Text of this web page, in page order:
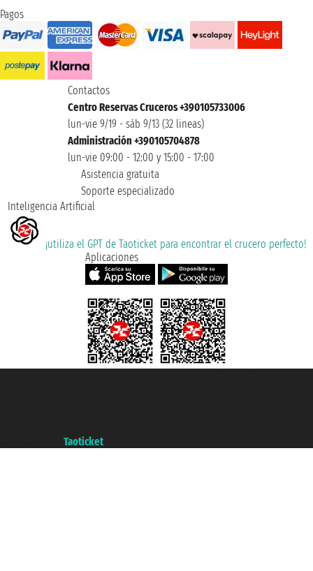
Pagos
Contactos
Centro Reservas Cruceros +390105733006
lun-vie 9/19 - sáb 9/13 (32 lineas)
Administración +390105704878
lun-vie 09:00 - 12:00 y 15:00 - 17:00
Asistencia gratuita
Soporte especializado
Inteligencia Artificial
¡utiliza el GPT de Taoticket para encontrar el crucero perfecto!
Aplicaciones
Taoticket